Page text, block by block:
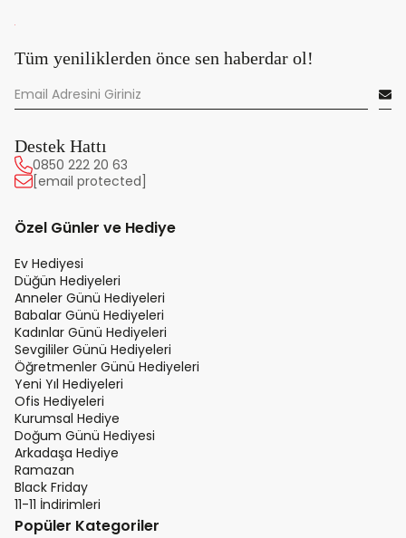
Tüm yeniliklerden önce sen haberdar ol!
Destek Hattı
0850 222 20 63
[email protected]
Özel Günler ve Hediye
Ev Hediyesi
Düğün Hediyeleri
Anneler Günü Hediyeleri
Babalar Günü Hediyeleri
Kadınlar Günü Hediyeleri
Sevgililer Günü Hediyeleri
Öğretmenler Günü Hediyeleri
Yeni Yıl Hediyeleri
Ofis Hediyeleri
Kurumsal Hediye
Doğum Günü Hediyesi
Arkadaşa Hediye
Ramazan
Black Friday
11-11 İndirimleri
Popüler Kategoriler